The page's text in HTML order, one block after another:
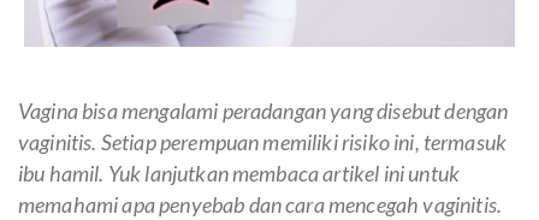
Vagina bisa mengalami peradangan yang disebut dengan
vaginitis. Setiap perempuan memiliki risiko ini, termasuk
ibu hamil. Yuk lanjutkan membaca artikel ini untuk
memahami apa penyebab dan cara mencegah vaginitis.